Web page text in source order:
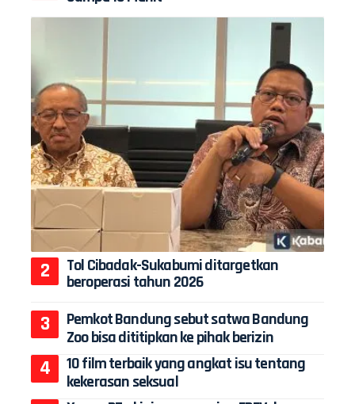
Tol Cibadak-Sukabumi ditargetkan
beroperasi tahun 2026
Pemkot Bandung sebut satwa Bandung
Zoo bisa dititipkan ke pihak berizin
10 film terbaik yang angkat isu tentang
kekerasan seksual